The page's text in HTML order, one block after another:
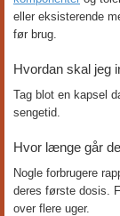
eller eksisterende
før brug.
Hvordan skal jeg
Tag blot en kapsel
sengetid.
Hvor længe går
Nogle forbrugere
deres første dosis.
over flere uger.